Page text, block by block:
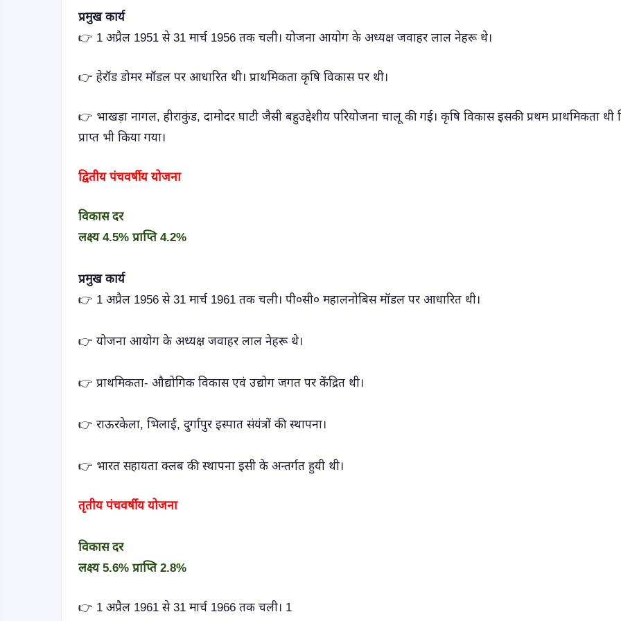
प्रमुख कार्य
👉 1 अप्रैल 1951 से 31 मार्च 1956 तक चली। योजना आयोग के अध्यक्ष जवाहर लाल नेहरू थे।
👉 हेरॉड डोमर मॉडल पर आधारित थी। प्राथमिकता कृषि विकास पर थी।
👉 भाखड़ा नागल, हीराकुंड, दामोदर घाटी जैसी बहुउद्देशीय परियोजना चालू की गई। कृषि विकास इसकी प्रथम प्राथमिकता थी
प्राप्त भी किया गया।
द्वितीय पंचवर्षीय योजना
विकास दर
लक्ष्य 4.5% प्राप्ति 4.2%
प्रमुख कार्य
👉 1 अप्रैल 1956 से 31 मार्च 1961 तक चली। पी०सी० महालनोबिस मॉडल पर आधारित थी।
👉 योजना आयोग के अध्यक्ष जवाहर लाल नेहरू थे।
👉 प्राथमिकता- औद्योगिक विकास एवं उद्योग जगत पर केंद्रित थी।
👉 राऊरकेला, भिलाई, दुर्गापुर इस्पात संयंत्रों की स्थापना।
👉 भारत सहायता क्लब की स्थापना इसी के अन्तर्गत हुयी थी।
तृतीय पंचवर्षीय योजना
विकास दर
लक्ष्य 5.6% प्राप्ति 2.8%
👉 1 अप्रैल 1961 से 31 मार्च 1966 तक चली। 1